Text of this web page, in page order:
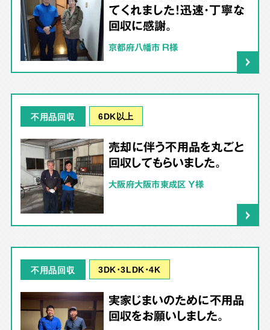
てくれました！迅速・丁寧な
回収に感謝。
京都府八幡市 R様
不用品回収 6DK以上
売却に伴う不用品を丸ごと
回収してもらいました。
大阪府大阪市東成区 Y様
不用品回収 3DK･3LDK･4K
実家じまいのために不用品
回収をお願いしました。